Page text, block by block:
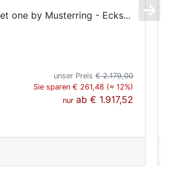
one by Musterring - Ecks...
unser Preis€ 2.179,00
Sie sparen € 261,48 (≈ 12%)
nurab€ 1.917,52